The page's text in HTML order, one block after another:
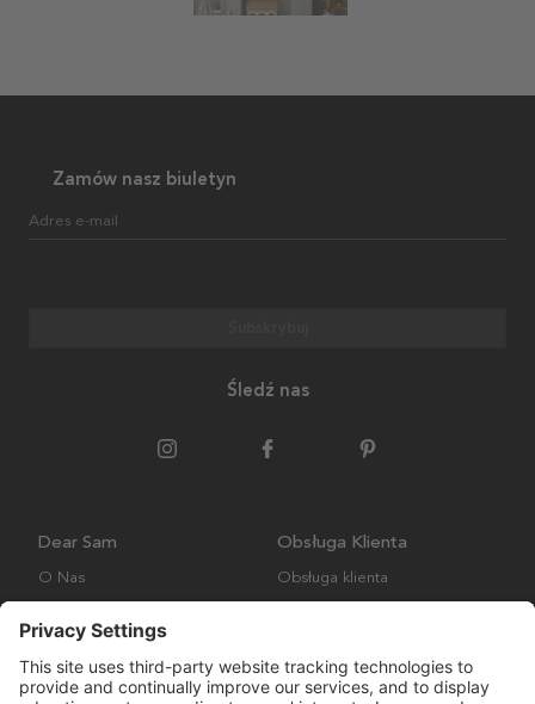
Zamów nasz biuletyn
Adres e-mail
Śledź nas
Dear Sam
O Nas
Obsługa Klienta
Obsługa klienta
Wysyłka i Dostawa